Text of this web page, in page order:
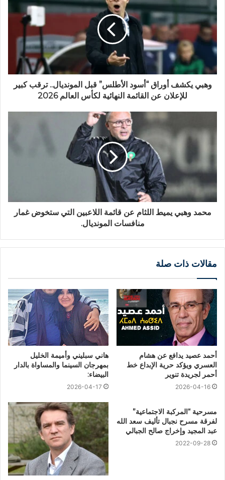
وهبي يكشف أوراق “أسود الأطلس” قبل المونديال.. ترقب كبير
للإعلان عن القائمة النهائية لكأس العالم 2026
محمد وهبي يميط اللثام عن قائمة اللاعبين التي ستخوض غمار
منافسات المونديال.
مقالات ذات صلة
أحمد عصيد يدافع عن هشام
العسري ويؤكد حرية الإبداع خط
أحمر لجريدة تنوير
2026-04-16
هاني سبليني وأميمة الخليل
بمهرجان السينما والمساواة بالدار
البيضاء:
2026-04-17
مسرحية “المركبة الاجتماعية”
لفرقة مسرح نجبال تأليف سعد الله
عبد المجيد وإخراج صالح الجبالي
2022-09-28